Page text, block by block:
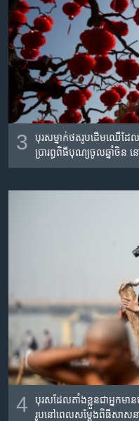
3
បុរស​ម្នាក់​ថត​រូប​ដើម​ឈើ​ដ
ប្រារព្ធ​ពិធី​បុណ្យ​ចូល​ឆ្នាំ​ចិន
4
បុរស​ដែល​តាំង​ខ្លួន​ជា​​​អ្នក​
រូប​នៅ​ពេល​សម្ដែង​ពិធី​សាសន